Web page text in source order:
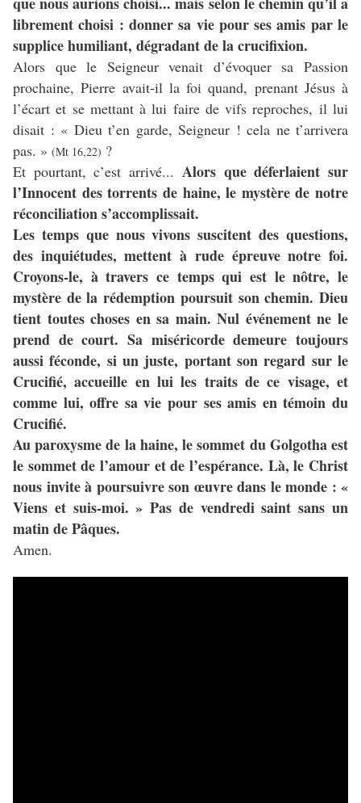
librement choisi : donner sa vie pour ses amis par le
supplice humiliant, dégradant de la crucifixion.
Alors que le Seigneur venait d’évoquer sa Passion
prochaine, Pierre avait-il la foi quand, prenant Jésus à
l’écart et se mettant à lui faire de vifs reproches, il lui
disait : « Dieu t’en garde, Seigneur ! cela ne t’arrivera
pas. » (Mt 16,22) ?
Et pourtant, c’est arrivé... Alors que déferlaient sur
l’Innocent des torrents de haine, le mystère de notre
réconciliation s’accomplissait.
Les temps que nous vivons suscitent des questions,
des inquiétudes, mettent à rude épreuve notre foi.
Croyons-le, à travers ce temps qui est le nôtre, le
mystère de la rédemption poursuit son chemin. Dieu
tient toutes choses en sa main. Nul événement ne le
prend de court. Sa miséricorde demeure toujours
aussi féconde, si un juste, portant son regard sur le
Crucifié, accueille en lui les traits de ce visage, et
comme lui, offre sa vie pour ses amis en témoin du
Crucifié.
Au paroxysme de la haine, le sommet du Golgotha est
le sommet de l’amour et de l’espérance. Là, le Christ
nous invite à poursuivre son œuvre dans le monde : «
Viens et suis-moi. » Pas de vendredi saint sans un
matin de Pâques.
Amen.